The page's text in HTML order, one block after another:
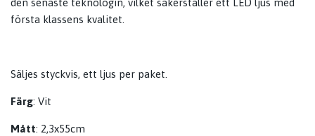
den senaste teknologin, vilket säkerställer ett LED ljus med
första klassens kvalitet.
Säljes styckvis, ett ljus per paket.
Färg: Vit
Mått: 2,3x55cm